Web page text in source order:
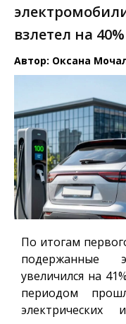
взлетел на 40%
Автор: Оксана
По итогам
подержанные
увеличился на
периодом